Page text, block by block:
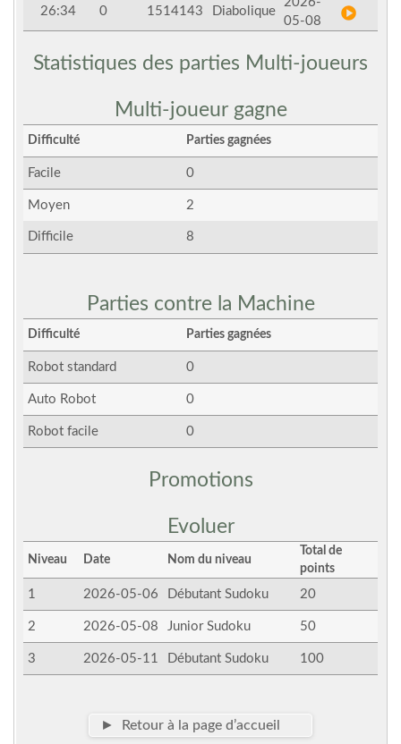
26:34 0 1514143 Diabolique
05-08
Statistiques des parties Multi-joueurs
Multi-joueur gagne
Difficulté Parties gagnées
Facile 0
Moyen 2
Difficile 8
Parties contre la Machine
Difficulté Parties gagnées
Robot standard 0
Auto Robot 0
Robot facile 0
Promotions
Evoluer
Niveau Date Nom du niveau
Total de
points
1 2026-05-06 Débutant Sudoku 20
2 2026-05-08 Junior Sudoku 50
3 2026-05-11 Débutant Sudoku 100
► Retour à la page d’accueil